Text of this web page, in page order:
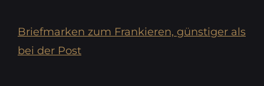
Briefmarken zum Frankieren, günstiger als
bei der Post